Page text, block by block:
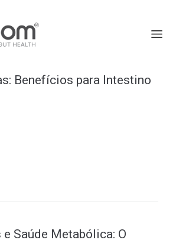
Benefícios para Intestino
Saúde Metabólica: O